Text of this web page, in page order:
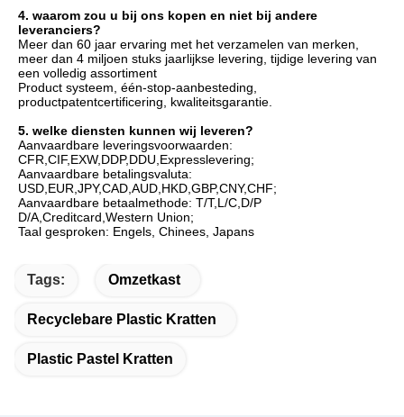
4. waarom zou u bij ons kopen en niet bij andere
leveranciers?
Meer dan 60 jaar ervaring met het verzamelen van merken,
meer dan 4 miljoen stuks jaarlijkse levering, tijdige levering van
een volledig assortiment
Product systeem, één-stop-aanbesteding,
productpatentcertificering, kwaliteitsgarantie.
5. welke diensten kunnen wij leveren?
Aanvaardbare leveringsvoorwaarden:
CFR,CIF,EXW,DDP,DDU,Expresslevering;
Aanvaardbare betalingsvaluta:
USD,EUR,JPY,CAD,AUD,HKD,GBP,CNY,CHF;
Aanvaardbare betaalmethode: T/T,L/C,D/P
D/A,Creditcard,Western Union;
Taal gesproken: Engels, Chinees, Japans
Tags: Omzetkast
Recyclebare Plastic Kratten
Plastic Pastel Kratten